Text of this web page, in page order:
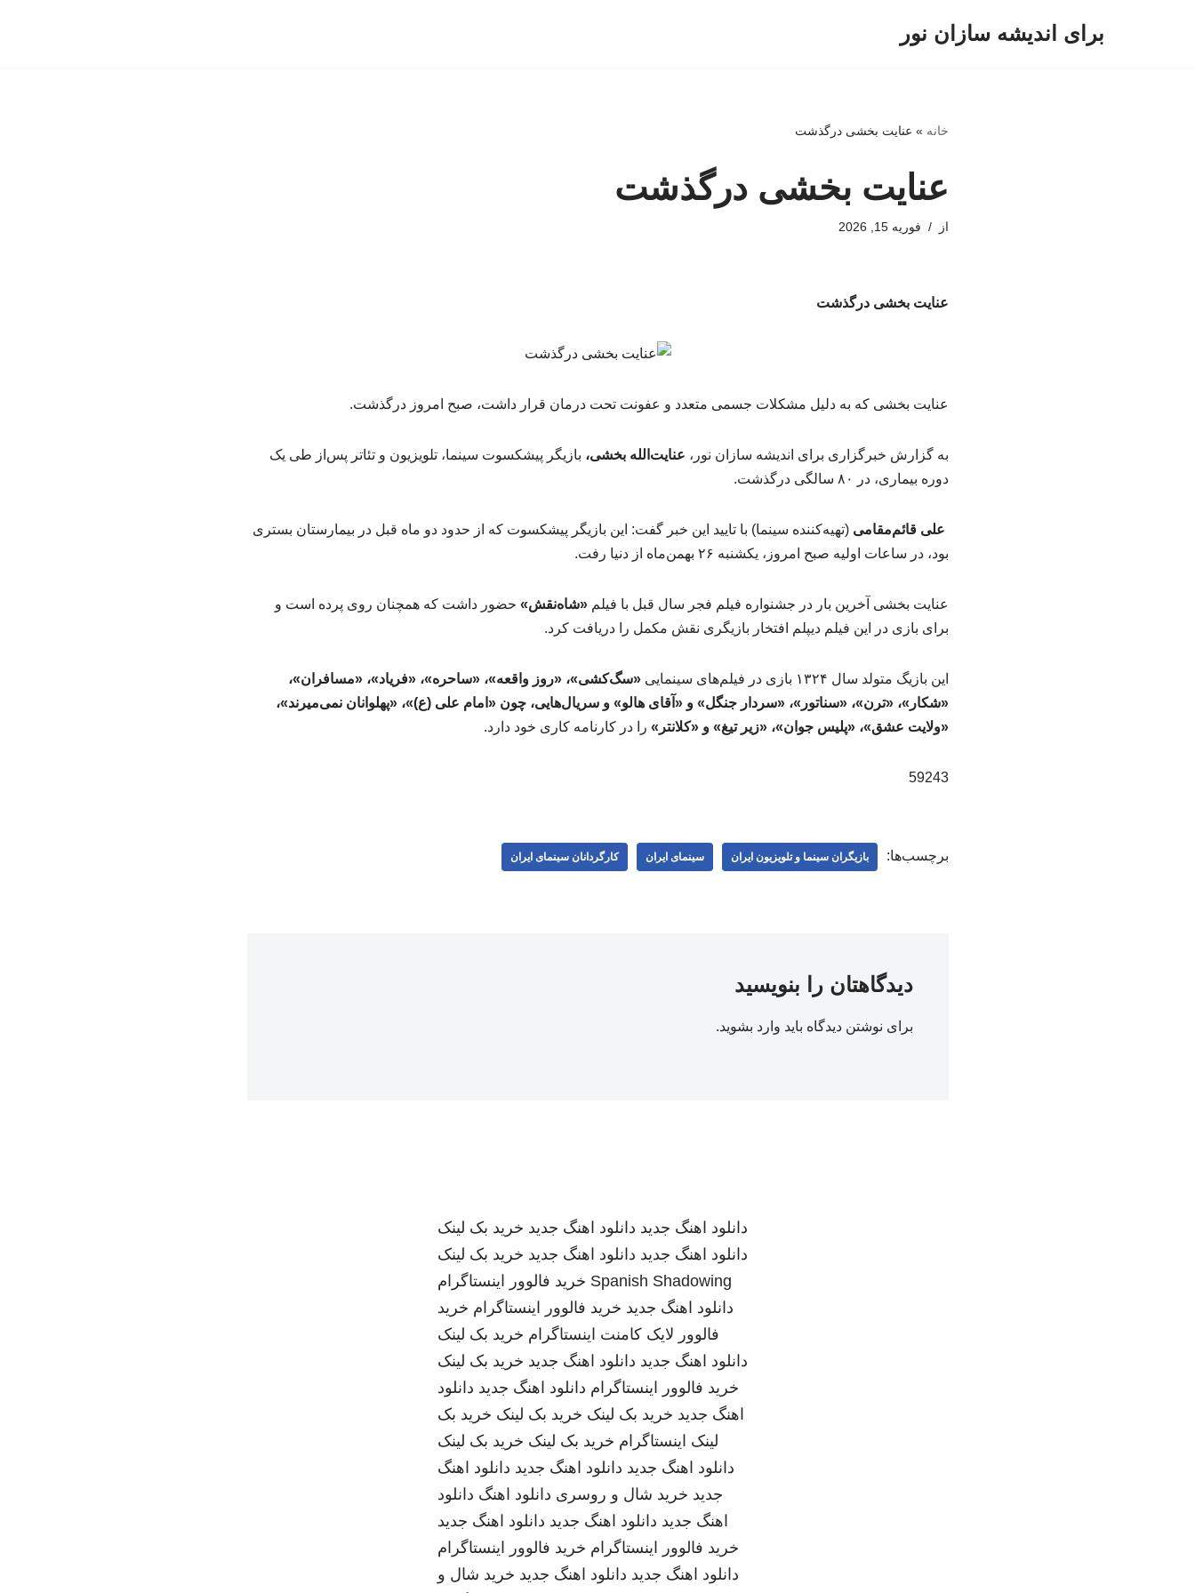
برای اندیشه سازان نور
خانه » عنایت‌ بخشی درگذشت
عنایت‌ بخشی درگذشت
از فوریه 15, 2026
عنایت‌ بخشی درگذشت
عنایت بخشی که به دلیل مشکلات جسمی متعدد و عفونت تحت درمان قرار داشت، صبح امروز درگذشت.
به گزارش خبرگزاری برای اندیشه سازان نور، عنایت‌الله بخشی، بازیگر پیشکسوت سینما، تلویزیون و تئاتر پس‌از طی یک
دوره بیماری، در ۸۰ سالگی درگذشت.
علی قائم‌مقامی (تهیه‌کننده سینما) با تایید این خبر گفت: این بازیگر پیشکسوت که از حدود دو ماه قبل در بیمارستان بستری
بود، در ساعات اولیه صبح امروز، یکشنبه ۲۶ بهمن‌ماه از دنیا رفت.
عنایت بخشی آخرین بار در جشنواره فیلم فجر سال قبل با فیلم«شاه‌نقش» حضور داشت که همچنان روی پرده است و
برای بازی در این فیلم دیپلم افتخار بازیگری نقش مکمل را دریافت کرد.
این بازیگ متولد سال ۱۳۲۴ بازی در فیلم‌های سینمایی
«سگ‌کشی»، «روز واقعه»، «ساحره»، «فریاد»، «مسافران»،
«شکار»، «ترن»، «سناتور»، «سردار جنگل» و «آقای هالو» و سریال‌هایی، چون «امام علی (ع)»، «پهلوانان نمی‌میرند»،
«ولایت عشق»، «پلیس جوان»، «زیر تیغ» و «کلانتر» را در کارنامه کاری خود دارد.
59243
برچسب‌ها: بازیگران سینما و تلویزیون ایران سینمای ایران کارگردانان سینمای ایران
دیدگاهتان را بنویسید
برای نوشتن دیدگاه باید وارد بشوید.
دانلود اهنگ جدید دانلود اهنگ جدید خرید بک لینک
دانلود اهنگ جدید دانلود اهنگ جدید خرید بک لینک
Spanish Shadowing خرید فالوور اینستاگرام
دانلود اهنگ جدید خرید فالوور اینستاگرام خرید
فالوور لایک کامنت اینستاگرام خرید بک لینک
دانلود اهنگ جدید دانلود اهنگ جدید خرید بک لینک
خرید فالوور اینستاگرام دانلود اهنگ جدید دانلود
اهنگ جدید خرید بک لینک خرید بک لینک خرید بک
لینک اینستاگرام خرید بک لینک خرید بک لینک
دانلود اهنگ جدید دانلود اهنگ جدید دانلود اهنگ
جدید خرید شال و روسری دانلود اهنگ دانلود
اهنگ جدید دانلود اهنگ جدید دانلود اهنگ جدید
خرید فالوور اینستاگرام خرید فالوور اینستاگرام
دانلود اهنگ جدید دانلود اهنگ جدید خرید شال و